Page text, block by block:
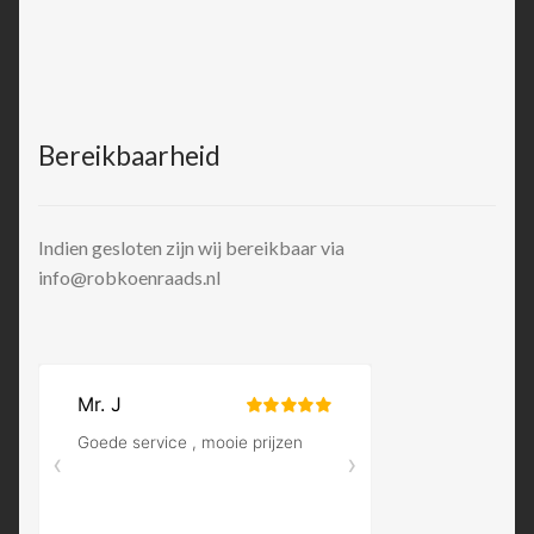
Bereikbaarheid
Indien gesloten zijn wij bereikbaar via
info@robkoenraads.nl